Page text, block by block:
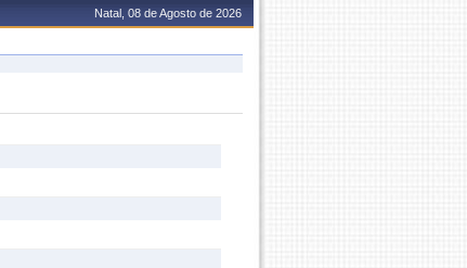
Natal, 08 de Agosto de 2026